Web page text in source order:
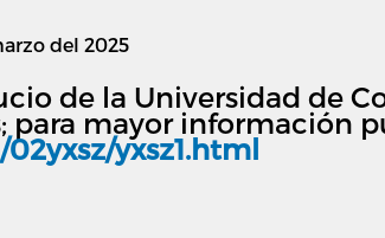
del 2025
de la Universidad de
para mayor información
yxsz1.html